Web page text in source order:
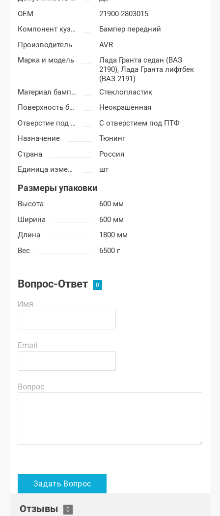
OEM
21900-2803015
Компонент кузова
Бампер передний
Производитель
AVR
Марка и модель
Лада Гранта седан (ВАЗ
2190),Лада Гранта лифтбек
(ВАЗ 2191)
Материал бампера
Стеклопластик
Поверхность бампера
Неокрашенная
Отверстие под ПТФ
С отверстием под ПТФ
Назначение
Тюнинг
Страна
Россия
Единица измерения
шт
Размеры упаковки
Высота
600 мм
Ширина
600 мм
Длина
1800 мм
Вес
6500 г
Вопрос-Ответ
Имя
Email
Вопрос
Отзывы